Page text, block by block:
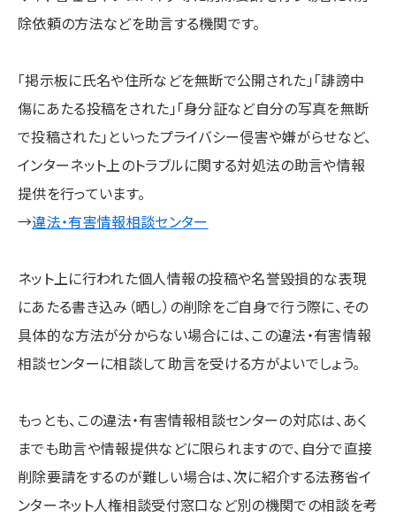
除依頼の方法などを助言する機関です。
「掲示板に氏名や住所などを無断で公開された」「誹謗中
傷にあたる投稿をされた」「身分証など自分の写真を無断
で投稿された」といったプライバシー侵害や嫌がらせなど、
インターネット上のトラブルに関する対処法の助言や情報
提供を行っています。
→違法・有害情報相談センター
ネット上に行われた個人情報の投稿や名誉毀損的な表現
にあたる書き込み（晒し）の削除をご自身で行う際に、その
具体的な方法が分からない場合には、この違法・有害情報
相談センターに相談して助言を受ける方がよいでしょう。
もっとも、この違法・有害情報相談センターの対応は、あく
までも助言や情報提供などに限られますので、自分で直接
削除要請をするのが難しい場合は、次に紹介する法務省イ
ンターネット人権相談受付窓口など別の機関での相談を考